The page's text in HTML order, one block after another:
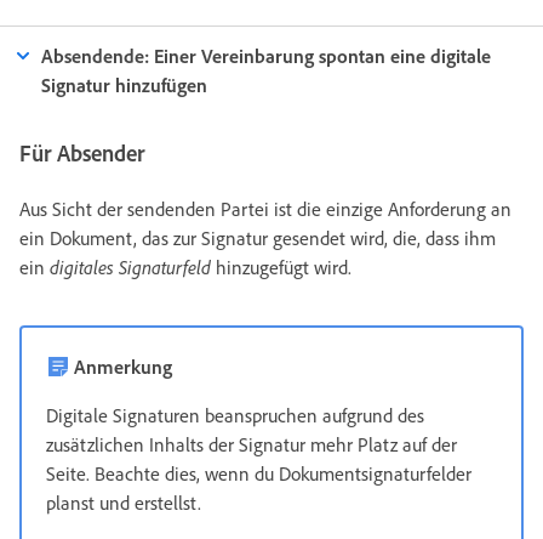
Absendende: Einer Vereinbarung spontan eine digitale
Signatur hinzufügen
Für Absender
Aus Sicht der sendenden Partei ist die einzige Anforderung an
ein Dokument, das zur Signatur gesendet wird, die, dass ihm
ein digitales Signaturfeld hinzugefügt wird.
Anmerkung
Digitale Signaturen beanspruchen aufgrund des
zusätzlichen Inhalts der Signatur mehr Platz auf der
Seite. Beachte dies, wenn du Dokumentsignaturfelder
planst und erstellst.